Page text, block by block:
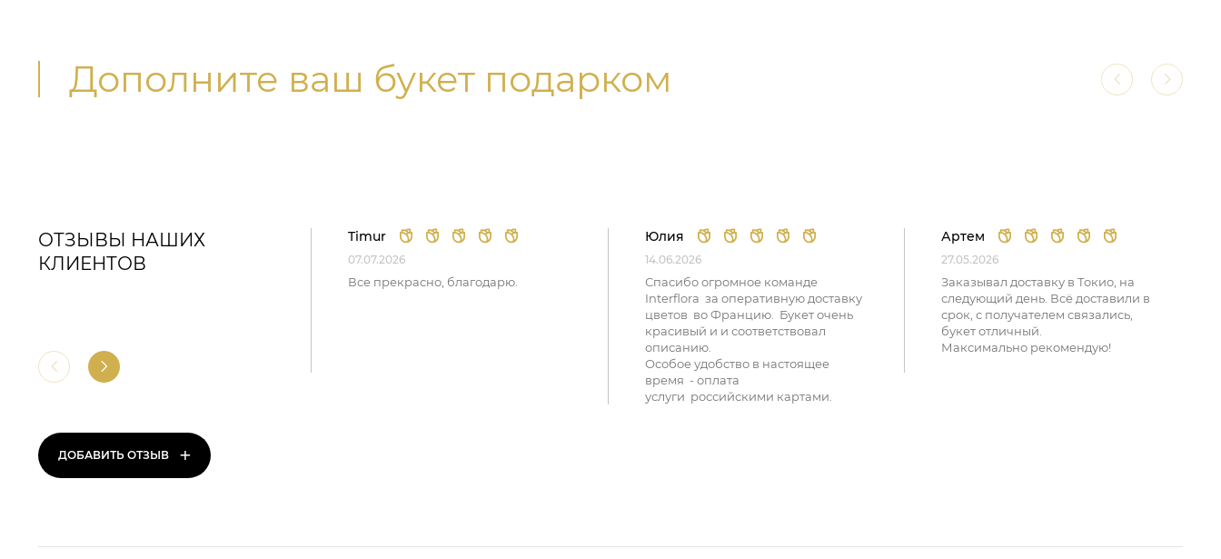
Дополните ваш букет подарком
ОТЗЫВЫ НАШИХ
КЛИЕНТОВ
ДОБАВИТЬ ОТЗЫВ +
Timur
07.07.2026
Все прекрасно, благодарю.
Юлия
14.06.2026
Спасибо огромное команде
Interflora за оперативную доставку
цветов во Францию. Букет очень
красивый и и соответствовал
описанию.
Особое удобство в настоящее
время - оплата
услуги российскими картами.
Артем
27.05.2026
Заказывал доставку в Токио, на
следующий день. Всё доставили в
срок, с получателем связались,
букет отличный.
Максимально рекомендую!